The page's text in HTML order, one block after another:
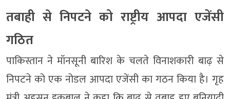
तबाही से निपटने को राष्ट्रीय आपदा एजेंसी
गठित
पाकिस्तान ने मॉनसूनी बारिश के चलते विनाशकारी बाढ़ से
निपटने को एक नोडल आपदा एजेंसी का गठन किया है। गृह